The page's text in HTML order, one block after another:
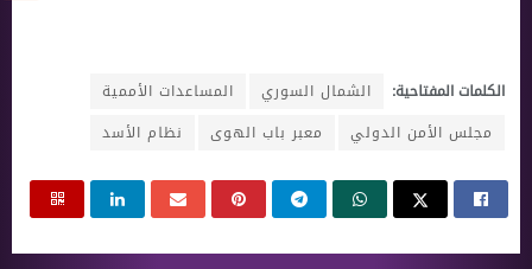
الكلمات المفتاحية: الشمال السوري
المساعدات الأممية
مجلس الأمن الدولي
معبر باب الهوى نظام الأسد